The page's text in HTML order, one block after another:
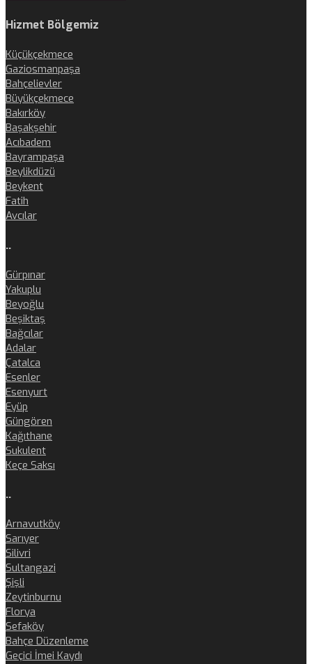
Hizmet Bölgemiz
Küçükçekmece
Gaziosmanpaşa
Bahçelievler
Büyükçekmece
Bakırköy
Başakşehir
Acıbadem
Bayrampaşa
Beylikdüzü
Beykent
Fatih
Avcılar
..
Gürpınar
Yakuplu
Beyoğlu
Beşiktaş
Bağcılar
Adalar
Çatalca
Esenler
Esenyurt
Eyüp
Güngören
Kağıthane
Sukulent
Keçe Saksı
..
Arnavutköy
Sarıyer
Silivri
Sultangazi
Şişli
Zeytinburnu
Florya
Sefaköy
Bahçe Düzenleme
Geçici İmei Kaydı